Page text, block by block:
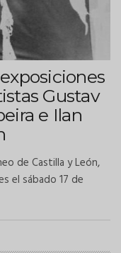
Gustav
e Ilan
de Castilla y León,
el sábado 17 de